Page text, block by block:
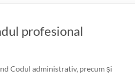
profesional
Codul administrativ, precum și